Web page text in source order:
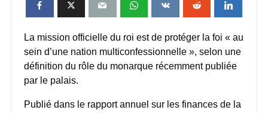
La mission officielle du roi est de protéger la foi « au
sein d’une nation multiconfessionnelle », selon une
définition du rôle du monarque récemment publiée
par le palais.
Publié dans le rapport annuel sur les finances de la